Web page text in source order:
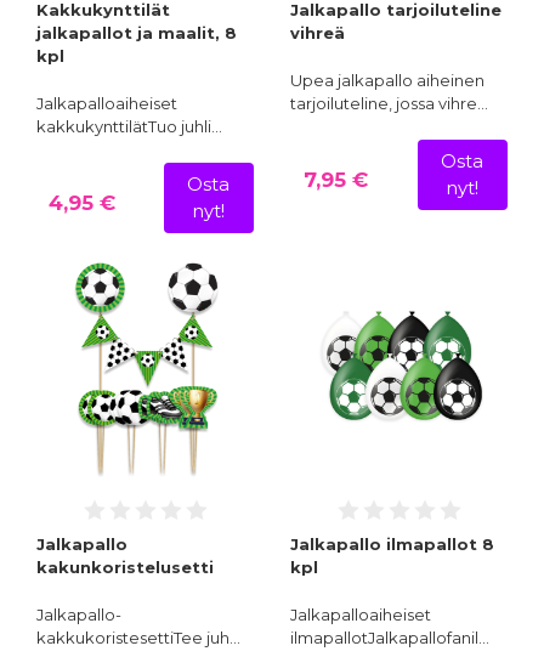
Kakkukynttilät
jalkapallot ja maalit, 8
kpl
Jalkapalloaiheiset
kakkukynttilätTuo juhli…
4,95 €
Osta
nyt!
Jalkapallo tarjoiluteline
vihreä
Upea jalkapallo aiheinen
tarjoiluteline, jossa vihre…
7,95 €
Osta
nyt!
Jalkapallo
kakunkoristelusetti
Jalkapallo-
kakkukoristesettiTee juh…
Jalkapallo ilmapallot 8
kpl
Jalkapalloaiheiset
ilmapallotJalkapallofanil…